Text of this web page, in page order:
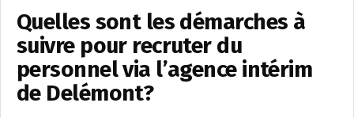
Quelles sont les démarches à
suivre pour recruter du
personnel via l’agence intérim
de Delémont?